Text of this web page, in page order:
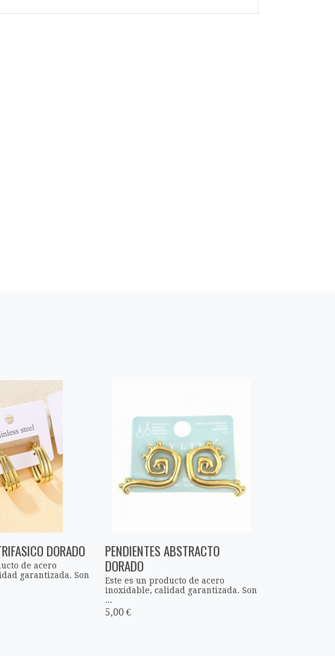
DORADO
de acero
garantizada. Son
PENDIENTES ABSTRACTO
DORADO
Este es un producto de acero
inoxidable, calidad garantizada. Son
...
5,00 €